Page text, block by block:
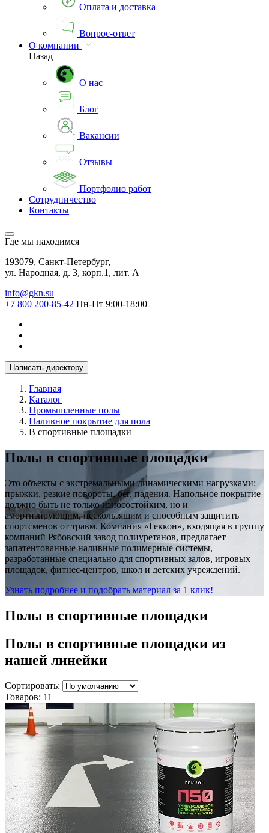
Оплата и доставка
Вопрос-ответ
О компании
Назад
О нас
Блог
Вакансии
Отзывы
Портфолио работ
Сотрудничество
Контакты
Где мы находимся
193079, Санкт-Петербург,
ул. Народная, д. 3, корп.1, лит. А
info@gkn.su
+7 800 200-85-42 Пн-Пт 9:00-18:00
Написать директору
Главная
Каталог
Промышленные полы
Наливное покрытие для пола
В спортивные площадки
Полы в спортивные площадки
Это объекты с экстремальными динамическими нагрузками:
прыжки, резкие повороты, бег, падения. Напольное покрытие
должно быть не только износостойким, но и
амортизирующим, нескользящим и способным защитить
спортсменов от травм. Компания «Геккон», входящая в группу
компаний Рябовский завод полиуретанов, предлагает
запатентованные наливные полимерные системы,
разработанные специально для спортивных залов, игровых
площадок, фитнес-центров, школ и детских учреждений.
Узнать подробнее и подобрать материал за 1 клик!
Полы в спортивные площадки
Полы в спортивные площадки из
нашей линейки
Сортировать:
Товаров: 11